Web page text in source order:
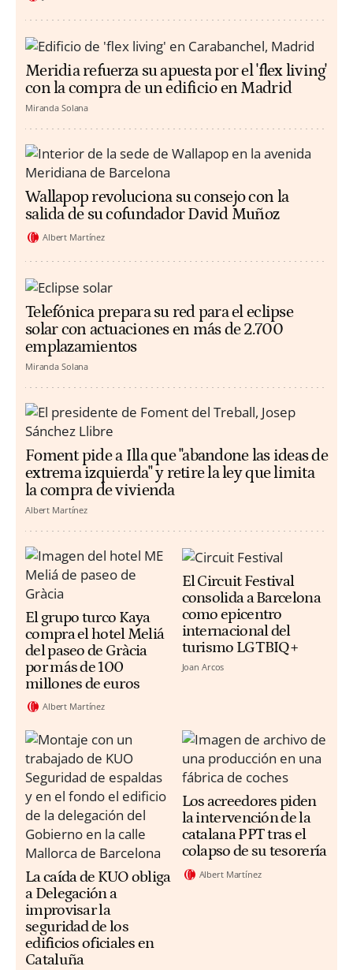
Meridia refuerza su apuesta por el 'flex living'
con la compra de un edificio en Madrid
Miranda Solana
Wallapop revoluciona su consejo con la
salida de su cofundador David Muñoz
Albert Martínez
Telefónica prepara su red para el eclipse
solar con actuaciones en más de 2.700
emplazamientos
Miranda Solana
Foment pide a Illa que "abandone las ideas de
extrema izquierda" y retire la ley que limita
la compra de vivienda
Albert Martínez
El grupo turco Kaya
compra el hotel Meliá
del paseo de Gràcia
por más de 100
millones de euros
Albert Martínez
El Circuit Festival
consolida a Barcelona
como epicentro
internacional del
turismo LGTBIQ+
Joan Arcos
La caída de KUO obliga
a Delegación a
improvisar la
seguridad de los
edificios oficiales en
Cataluña
Los acreedores piden
la intervención de la
catalana PPT tras el
colapso de su tesorería
Albert Martínez